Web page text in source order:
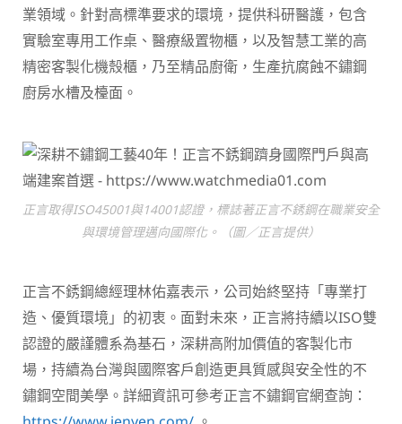
業領域。針對高標準要求的環境，提供科研醫護，包含
實驗室專用工作桌、醫療級置物櫃，以及智慧工業的高
精密客製化機殼櫃，乃至精品廚衛，生產抗腐蝕不鏽鋼
廚房水槽及檯面。
正言取得ISO45001與14001認證，標誌著正言不銹鋼在職業安全
與環境管理邁向國際化。（圖／正言提供）
正言不銹鋼總經理林佑嘉表示，公司始終堅持「專業打
造、優質環境」的初衷。面對未來，正言將持續以ISO雙
認證的嚴謹體系為基石，深耕高附加價值的客製化市
場，持續為台灣與國際客戶創造更具質感與安全性的不
鏽鋼空間美學。詳細資訊可參考正言不鏽鋼官網查詢：